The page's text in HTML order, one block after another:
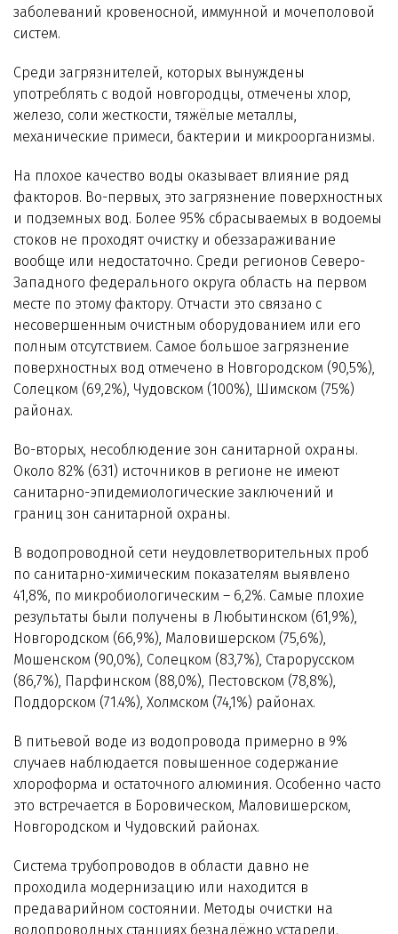
заболеваний кровеносной, иммунной и мочеполовой
систем.
Среди загрязнителей, которых вынуждены
употреблять с водой новгородцы, отмечены хлор,
железо, соли жесткости, тяжёлые металлы,
механические примеси, бактерии и микроорганизмы.
На плохое качество воды оказывает влияние ряд
факторов. Во-первых, это загрязнение поверхностных
и подземных вод. Более 95% сбрасываемых в водоемы
стоков не проходят очистку и обеззараживание
вообще или недостаточно. Среди регионов Северо-
Западного федерального округа область на первом
месте по этому фактору. Отчасти это связано с
несовершенным очистным оборудованием или его
полным отсутствием. Самое большое загрязнение
поверхностных вод отмечено в Новгородском (90,5%),
Солецком (69,2%), Чудовском (100%), Шимском (75%)
районах.
Во-вторых, несоблюдение зон санитарной охраны.
Около 82% (631) источников в регионе не имеют
санитарно-эпидемиологические заключений и
границ зон санитарной охраны.
В водопроводной сети неудовлетворительных проб
по санитарно-химическим показателям выявлено
41,8%, по микробиологическим – 6,2%. Самые плохие
результаты были получены в Любытинском (61,9%),
Новгородском (66,9%), Маловишерском (75,6%),
Мошенском (90,0%), Солецком (83,7%), Старорусском
(86,7%), Парфинском (88,0%), Пестовском (78,8%),
Поддорском (71.4%), Холмском (74,1%) районах.
В питьевой воде из водопровода примерно в 9%
случаев наблюдается повышенное содержание
хлороформа и остаточного алюминия. Особенно часто
это встречается в Боровическом, Маловишерском,
Новгородском и Чудовский районах.
Система трубопроводов в области давно не
проходила модернизацию или находится в
предаварийном состоянии. Методы очистки на
водопроводных станциях безнадёжно устарели.